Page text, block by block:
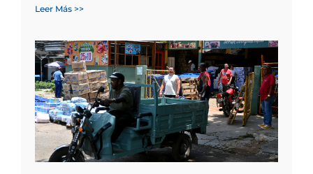
Leer Más >>